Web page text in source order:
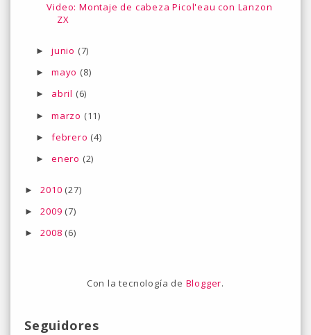
Video: Montaje de cabeza Picol'eau con Lanzon
ZX
► junio (7)
► mayo (8)
► abril (6)
► marzo (11)
► febrero (4)
► enero (2)
►2010 (27)
►2009 (7)
►2008 (6)
Con la tecnología de Blogger.
Seguidores